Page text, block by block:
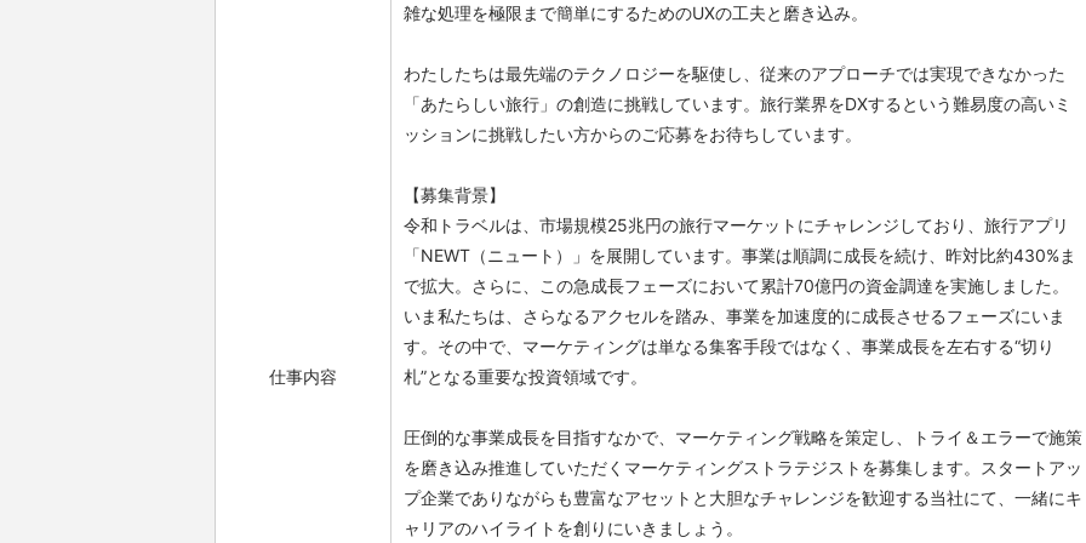
仕事内容
雑な処理を極限まで簡単にするためのUXの工夫と磨き込み。
わたしたちは最先端のテクノロジーを駆使し、従来のアプローチでは実現できなかった
「あたらしい旅行」の創造に挑戦しています。旅行業界をDXするという難易度の高いミ
ッションに挑戦したい方からのご応募をお待ちしています。
【募集背景】
令和トラベルは、市場規模25兆円の旅行マーケットにチャレンジしており、旅行アプリ
「NEWT（ニュート）」を展開しています。事業は順調に成長を続け、昨対比約430%ま
で拡大。さらに、この急成長フェーズにおいて累計70億円の資金調達を実施しました。
いま私たちは、さらなるアクセルを踏み、事業を加速度的に成長させるフェーズにいま
す。その中で、マーケティングは単なる集客手段ではなく、事業成長を左右する“切り
札”となる重要な投資領域です。
圧倒的な事業成長を目指すなかで、マーケティング戦略を策定し、トライ＆エラーで施策
を磨き込み推進していただくマーケティングストラテジストを募集します。スタートアッ
プ企業でありながらも豊富なアセットと大胆なチャレンジを歓迎する当社にて、一緒にキ
ャリアのハイライトを創りにいきましょう。